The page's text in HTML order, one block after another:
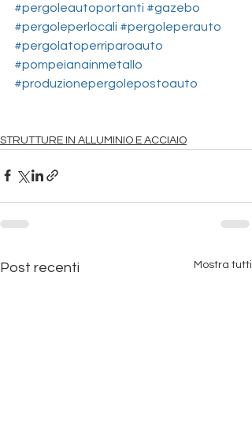
#pergoleautoportanti #gazebo
#pergoleperlocali #pergoleperauto
#pergolatoperriparoauto
#pompeianainmetallo
#produzionepergolepostoauto
STRUTTURE IN ALLUMINIO E ACCIAIO
Post recenti Mostra tutti